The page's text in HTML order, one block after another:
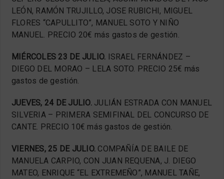
LEÓN, RAMÓN TRUJILLO, JOSE RUBICHI, MIGUEL
FLORES “CAPULLITO”, MANUEL SOTO Y NIÑO
MANUEL. PRECIO 20€ más gastos de gestión.
MIÉRCOLES 23 DE JULIO. ISRAEL FERNÁNDEZ –
DIEGO DEL MORAO – LELA SOTO. PRECIO 25€ más
gastos de gestión.
JUEVES, 24 DE JULIO.JULIÁN ESTRADA CON MANUEL
SILVERIA – PRIMERA SEMIFINAL DEL CONCURSO DE
CANTE. PRECIO 10€ más gastos de gestión.
VIERNES, 25 DE JULIO. COMPAÑÍA DE BAILE DE
MANUELA CARPIO, CON JUAN REQUENA, J. DIEGO
MATEO, ENRIQUE “EL EXTREMEÑO”, MANUEL TAÑE,